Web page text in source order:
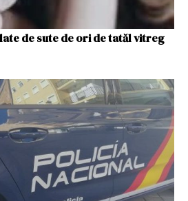
de sute de ori de tatăl vitreg